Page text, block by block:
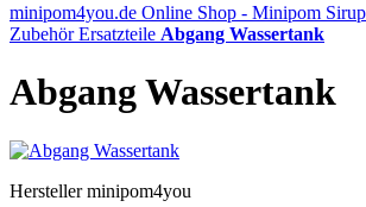
minipom4you.de Online Shop - Minipom
ZubehörErsatzteile Abgang Wassertank
Abgang Wassertank
Herstellerminipom4you